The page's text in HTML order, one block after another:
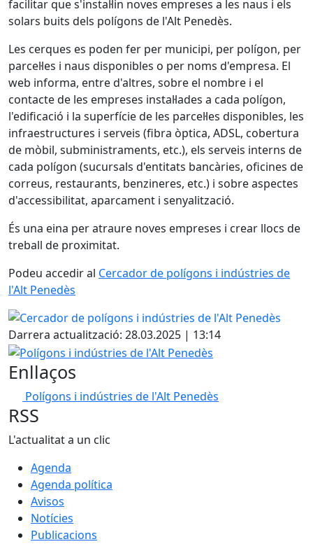
facilitar que s'instal·lin noves empreses a les naus i els
solars buits dels polígons de l'Alt Penedès.
Les cerques es poden fer per municipi, per polígon, per
parcel·les i naus disponibles o per noms d'empresa. El
web informa, entre d'altres, sobre el nombre i el
contacte de les empreses instal·lades a cada polígon,
l'edificació i la superfície de les parcel·les disponibles, les
infraestructures i serveis (fibra òptica, ADSL, cobertura
de mòbil, subministraments, etc.), els serveis interns de
cada polígon (sucursals d'entitats bancàries, oficines de
correus, restaurants, benzineres, etc.) i sobre aspectes
d'accessibilitat, aparcament i senyalització.
És una eina per atraure noves empreses i crear llocs de
treball de proximitat.
Podeu accedir al Cercador de polígons i indústries de
l'Alt Penedès
Darrera actualització: 28.03.2025 | 13:14
Polígons i indústries de l'Alt Penedès
Enllaços
Polígons i indústries de l'Alt Penedès
RSS
L'actualitat a un clic
Agenda
Agenda política
Avisos
Notícies
Publicacions